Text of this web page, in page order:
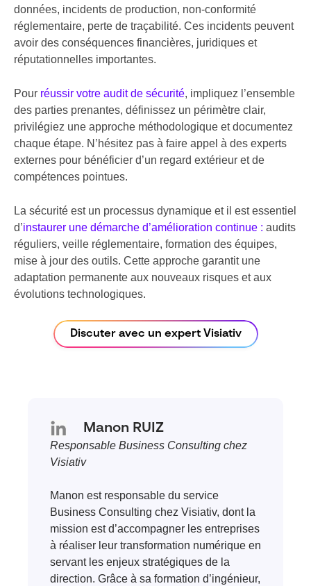
données, incidents de production, non-conformité
réglementaire, perte de traçabilité. Ces incidents peuvent
avoir des conséquences financières, juridiques et
réputationnelles importantes.
Pour réussir votre audit de sécurité, impliquez l’ensemble
des parties prenantes, définissez un périmètre clair,
privilégiez une approche méthodologique et documentez
chaque étape. N’hésitez pas à faire appel à des experts
externes pour bénéficier d’un regard extérieur et de
compétences pointues.
La sécurité est un processus dynamique et il est essentiel
d’instaurer une démarche d’amélioration continue : audits
réguliers, veille réglementaire, formation des équipes,
mise à jour des outils. Cette approche garantit une
adaptation permanente aux nouveaux risques et aux
évolutions technologiques.
Discuter avec un expert Visiativ
Manon RUIZ
Responsable Business Consulting chez
Visiativ
Manon est responsable du service
Business Consulting chez Visiativ, dont la
mission est d’accompagner les entreprises
à réaliser leur transformation numérique en
servant les enjeux stratégiques de la
direction. Grâce à sa formation d’ingénieur,